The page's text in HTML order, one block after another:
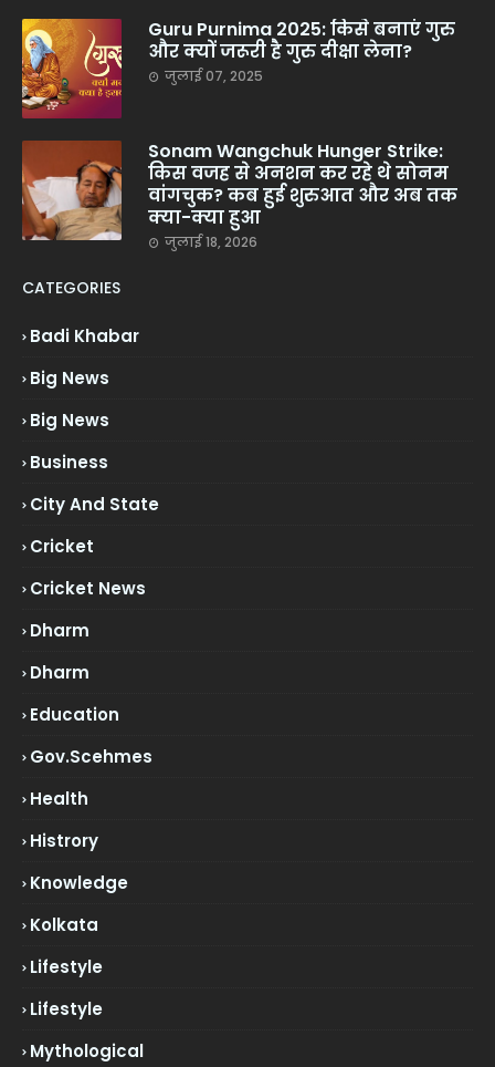
Guru Purnima 2025: किसे बनाएं गुरु
और क्यों जरूरी है गुरु दीक्षा लेना?
जुलाई 07, 2025
Sonam Wangchuk Hunger Strike:
किस वजह से अनशन कर रहे थे सोनम
वांगचुक? कब हुई शुरुआत और अब तक
क्या-क्या हुआ
जुलाई 18, 2026
CATEGORIES
Badi Khabar
Big News
Big News
Business
City And State
Cricket
Cricket News
Dharm
Dharm
Education
Gov.scehmes
Health
Histrory
Knowledge
Kolkata
Lifestyle
Lifestyle
Mythological